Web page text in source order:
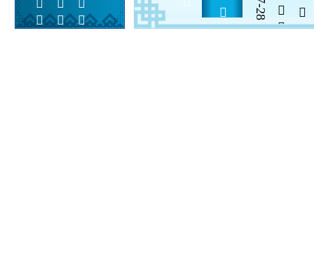
   